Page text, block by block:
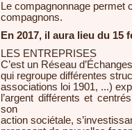
Le compagnonnage permet
compagnons.
En 2017, il aura lieu du 15
LES ENTREPRISES
C’est un Réseau
qui regroupe différentes
associations loi 1901, ...)
l’argent différents et
son
action sociétale,